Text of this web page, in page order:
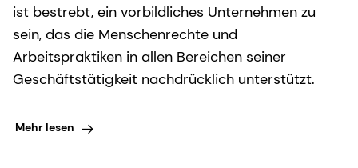
ist bestrebt, ein vorbildliches Unternehmen zu
sein, das die Menschenrechte und
Arbeitspraktiken in allen Bereichen seiner
Geschäftstätigkeit nachdrücklich unterstützt.
Mehr lesen